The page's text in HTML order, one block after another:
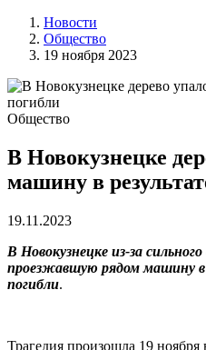
Новости
Общество
19 ноября 2023
Общество
В Новокузнецке
машину в
19.11.2023
В Новокузнецке из-за
проезжавшую рядом машину в
погибли.
Трагедия произошла 19 ноября